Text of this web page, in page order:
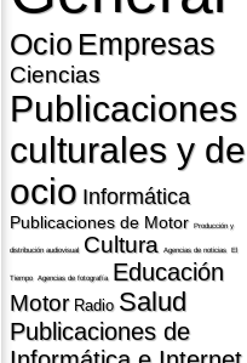
Ocio Empresas
Ciencias
Publicaciones
culturales y de
ocio Informática
Publicaciones de Motor Producción y
distribución audiovisual Cultura Agencias de noticias El
Tiempo Agencias de fotografí­a Educación
Motor Radio Salud
Publicaciones de